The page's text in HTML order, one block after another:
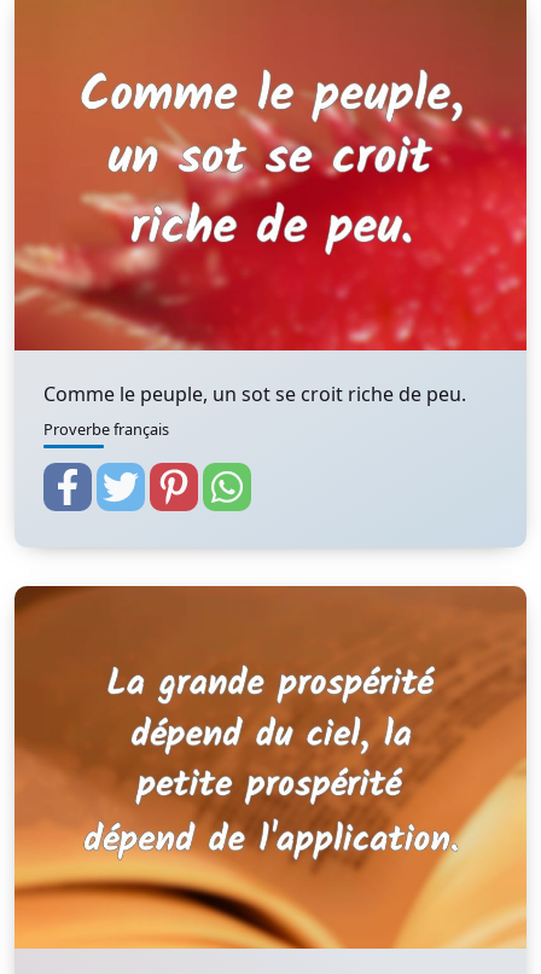
Comme le peuple, un sot se croit riche de peu.
Proverbe français